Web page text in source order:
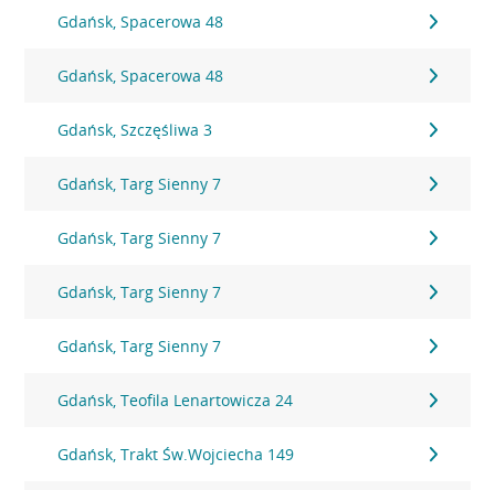
Gdańsk, Spacerowa 48
Gdańsk, Spacerowa 48
Gdańsk, Szczęśliwa 3
Gdańsk, Targ Sienny 7
Gdańsk, Targ Sienny 7
Gdańsk, Targ Sienny 7
Gdańsk, Targ Sienny 7
Gdańsk, Teofila Lenartowicza 24
Gdańsk, Trakt Św.Wojciecha 149